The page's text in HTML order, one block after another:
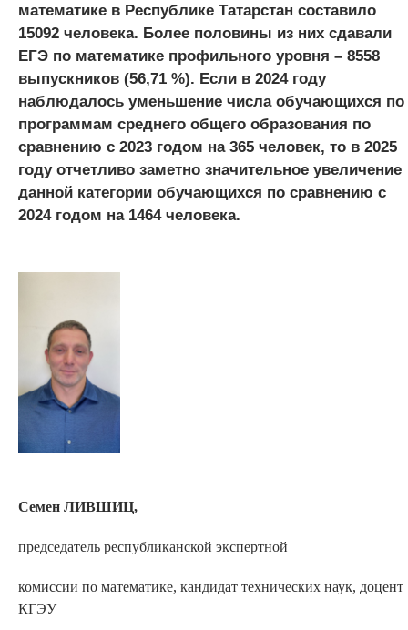
математике в Республике Татарстан составило
15092 человека. Более половины из них сдавали
ЕГЭ по математике профильного уровня – 8558
выпускников (56,71 %). Если в 2024 году
наблюдалось уменьшение числа обучающихся по
программам среднего общего образования по
сравнению с 2023 годом на 365 человек, то в 2025
году отчетливо заметно значительное увеличение
данной категории обучающихся по сравнению с
2024 годом на 1464 человека.
Семен ЛИВШИЦ,
председатель республиканской экспертной
комиссии по математике, кандидат технических наук, доцент
КГЭУ